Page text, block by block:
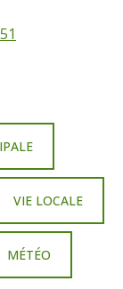
VIE LOCALE
MÉTÉO